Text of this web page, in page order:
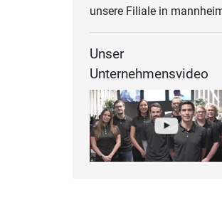
unsere Filiale in
Unser
Unternehmensvideo